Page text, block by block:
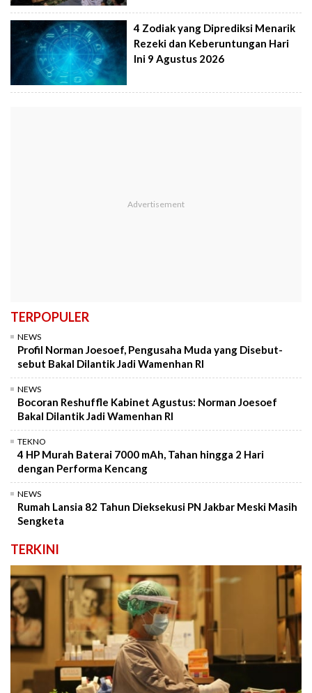
4 Zodiak yang Diprediksi Menarik
Rezeki dan Keberuntungan Hari
Ini 9 Agustus 2026
TERPOPULER
NEWS
Profil Norman Joesoef, Pengusaha Muda yang Disebut-
sebut Bakal Dilantik Jadi Wamenhan RI
NEWS
Bocoran Reshuffle Kabinet Agustus: Norman Joesoef
Bakal Dilantik Jadi Wamenhan RI
TEKNO
4 HP Murah Baterai 7000 mAh, Tahan hingga 2 Hari
dengan Performa Kencang
NEWS
Rumah Lansia 82 Tahun Dieksekusi PN Jakbar Meski Masih
Sengketa
TERKINI